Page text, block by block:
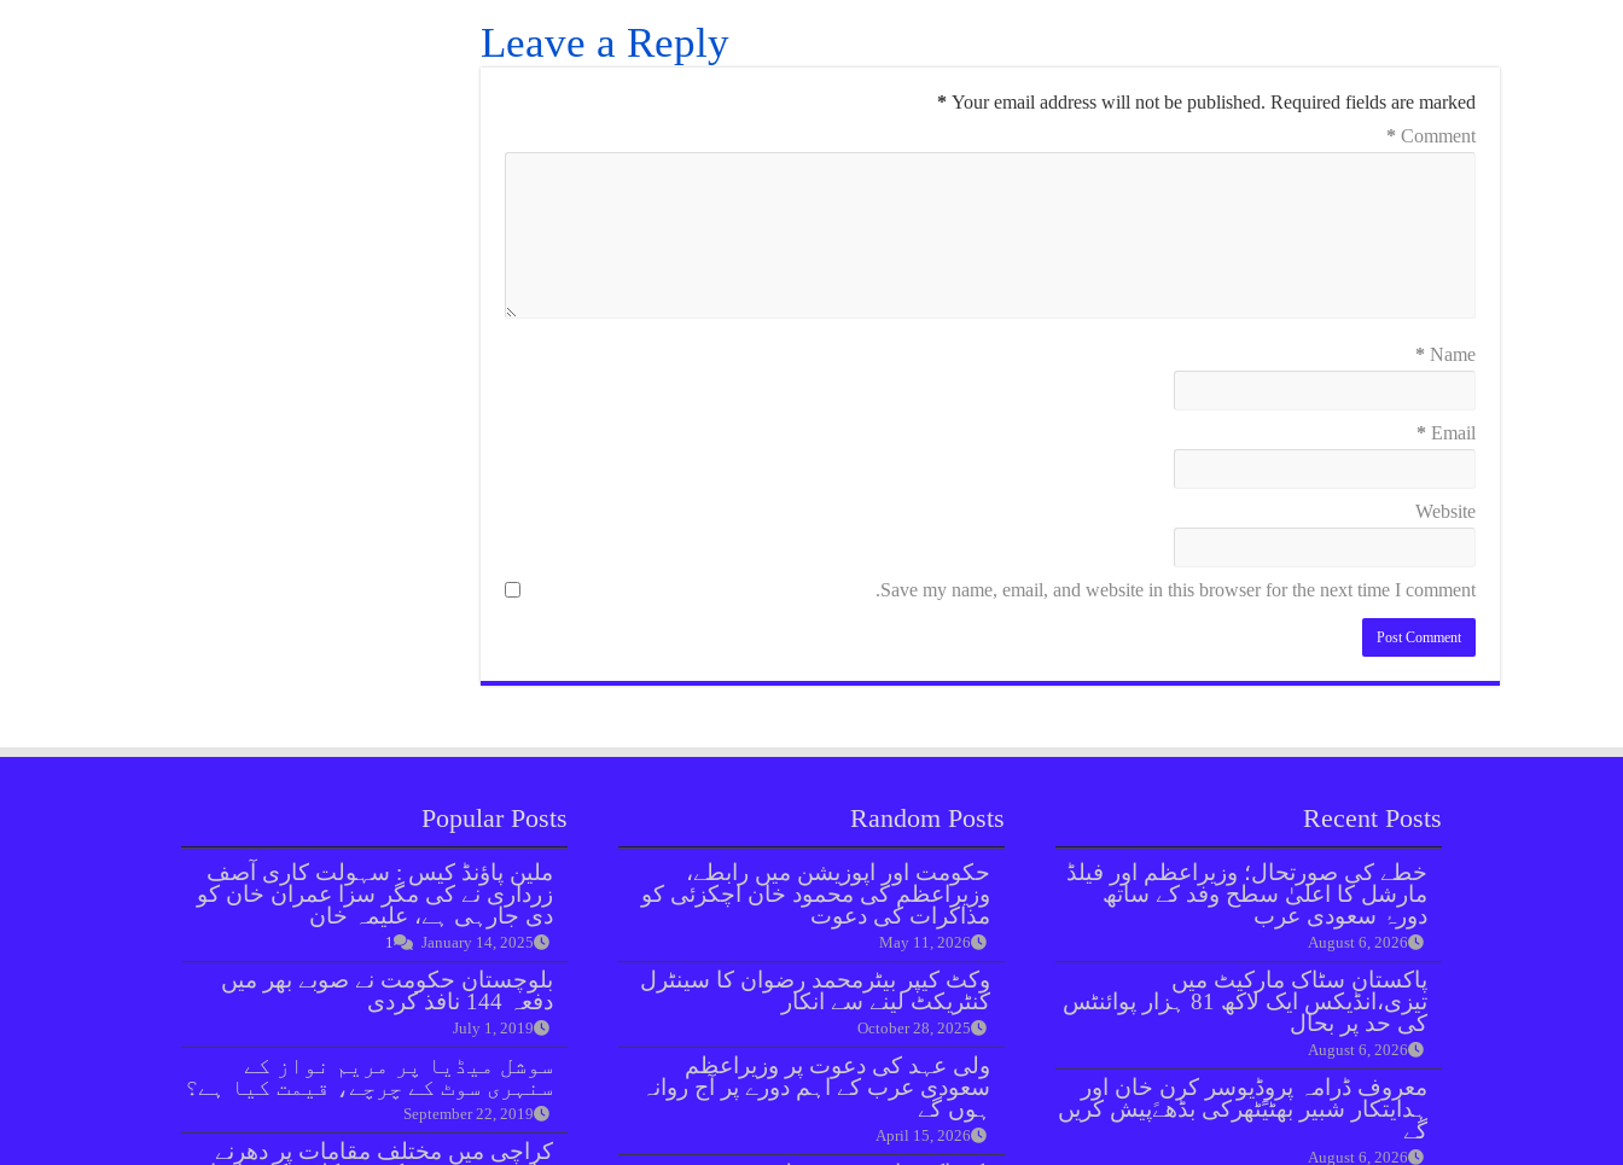
Leave a Reply
Your email address will not be published. Required fields are marked
*
Comment
*
Name
*
Email
*
Website
Save my name, email, and website in this browser for the next time I comment.
Popular Posts
ملین پاؤنڈ کیس : سہولت کاری آصف
زرداری نے کی مگر سزا عمران خان کو
دی جارہی ہے، علیمہ خان
January 14, 2025
1
بلوچستان حکومت نے صوبے بھر میں
دفعہ 144 نافذ کردی
July 1, 2019
سوشل میڈیا پر مریم نواز کے
سنہری سوٹ کے چرچے، قیمت کیا ہے؟
September 22, 2019
کراچی میں مختلف مقامات پر دھرنے
Random Posts
حکومت اور اپوزیشن میں رابطے،
وزیراعظم کی محمود خان اچکزئی کو
مذاکرات کی دعوت
May 11, 2026
وکٹ کیپر بیٹرمحمد رضوان کا سینٹرل
کنٹریکٹ لینے سے انکار
October 28, 2025
ولی عہد کی دعوت پر وزیراعظم
سعودی عرب کے اہم دورے پر آج روانہ
ہوں گے
April 15, 2026
Recent Posts
خطے کی صورتحال؛ وزیراعظم اور فیلڈ
مارشل کا اعلیٰ سطح وفد کے ساتھ
دورۂ سعودی عرب
August 6, 2026
پاکستان سٹاک مارکیٹ میں
تیزی،انڈیکس ایک لاکھ 81 ہزار پوائنٹس
کی حد پر بحال
August 6, 2026
معروف ڈرامہ پروڈیوسر کرن خان اور
ہدایتکار شبیر بھٹیًٹھرکی بڈھےًپیش کریں
گے
August 6, 2026